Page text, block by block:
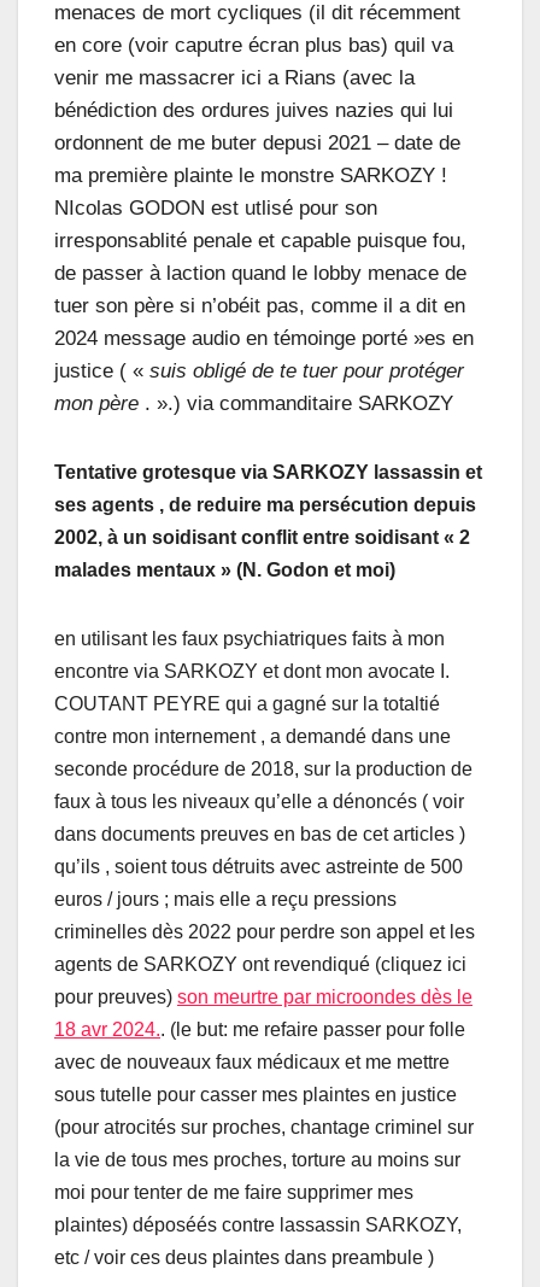
menaces de mort cycliques (il dit récemment
en core (voir caputre écran plus bas) quil va
venir me massacrer ici a Rians (avec la
bénédiction des ordures juives nazies qui lui
ordonnent de me buter depusi 2021 – date de
ma première plainte le monstre SARKOZY !
NIcolas GODON est utlisé pour son
irresponsablité penale et capable puisque fou,
de passer à laction quand le lobby menace de
tuer son père si n’obéit pas, comme il a dit en
2024 message audio en témoinge porté »es en
justice ( « suis obligé de te tuer pour protéger
mon père . ».) via commanditaire SARKOZY
Tentative grotesque via SARKOZY lassassin et
ses agents , de reduire ma persécution depuis
2002, à un soidisant conflit entre soidisant « 2
malades mentaux » (N. Godon et moi)
en utilisant les faux psychiatriques faits à mon
encontre via SARKOZY et dont mon avocate I.
COUTANT PEYRE qui a gagné sur la totaltié
contre mon internement , a demandé dans une
seconde procédure de 2018, sur la production de
faux à tous les niveaux qu’elle a dénoncés ( voir
dans documents preuves en bas de cet articles )
qu’ils , soient tous détruits avec astreinte de 500
euros / jours ; mais elle a reçu pressions
criminelles dès 2022 pour perdre son appel et les
agents de SARKOZY ont revendiqué (cliquez ici
pour preuves) son meurtre par microondes dès le
18 avr 2024.. (le but: me refaire passer pour folle
avec de nouveaux faux médicaux et me mettre
sous tutelle pour casser mes plaintes en justice
(pour atrocités sur proches, chantage criminel sur
la vie de tous mes proches, torture au moins sur
moi pour tenter de me faire supprimer mes
plaintes) déposéés contre lassassin SARKOZY,
etc / voir ces deus plaintes dans preambule )